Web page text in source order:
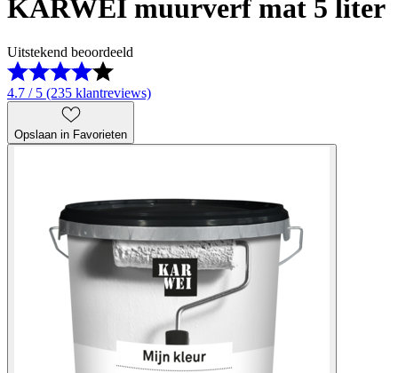
KARWEI muurverf mat 5 liter
Uitstekend beoordeeld
4.7 / 5 (235 klantreviews)
Opslaan in Favorieten